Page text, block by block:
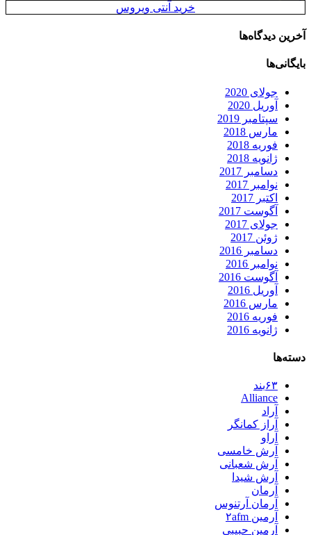
خرید آنتی ویروس
آخرین دیدگاه‌ها
بایگانی‌ها
جولای 2020
آوریل 2020
سپتامبر 2019
مارس 2018
فوریه 2018
ژانویه 2018
دسامبر 2017
نوامبر 2017
اکتبر 2017
آگوست 2017
جولای 2017
ژوئن 2017
دسامبر 2016
نوامبر 2016
آگوست 2016
آوریل 2016
مارس 2016
فوریه 2016
ژانویه 2016
دسته‌ها
۶۳بند
Alliance
آراد
آراز کمانگر
آراو
آرش خامسی
آرش شعبانی
آرش شیدا
آرمان
آرمان آرتنوس
آرمین ۲afm
آرمین حبیبی